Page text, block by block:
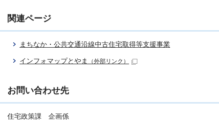
関連ページ
まちなか・公共交通沿線中古住宅取得等支援事業
インフォマップとやま （外部リンク）
お問い合わせ先
住宅政策課 企画係